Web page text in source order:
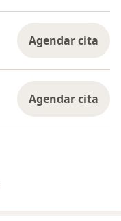
Agendar cita
Agendar cita